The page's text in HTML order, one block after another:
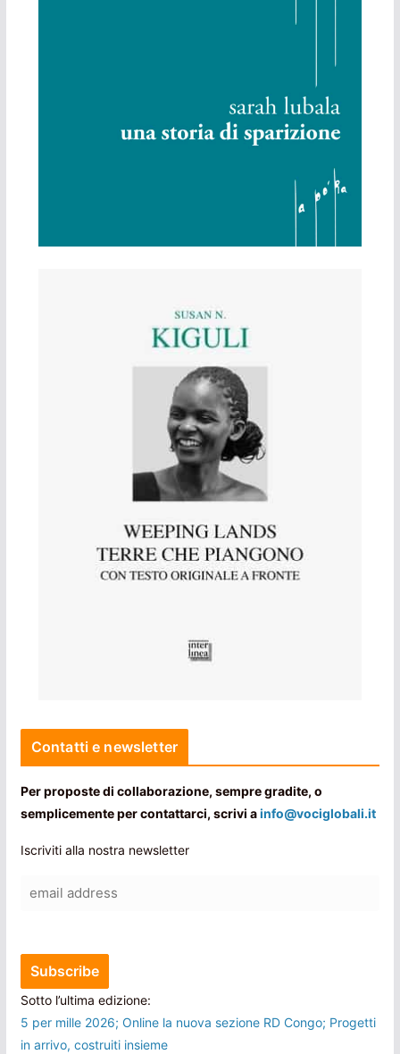
Contatti e newsletter
Per proposte di collaborazione, sempre gradite, o
semplicemente per contattarci, scrivi ainfo@vociglobali.it
Iscriviti alla nostra newsletter
Sotto l’ultima edizione:
5 per mille 2026; Online la nuova sezione RD Congo; Progetti
in arrivo, costruiti insieme